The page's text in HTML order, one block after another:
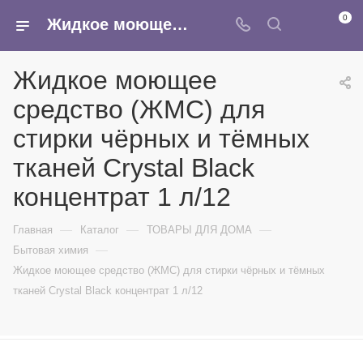
Жидкое моющее средство (ЖМС) для стирки чёрных и тёмных тканей Crystal Black концентрат 1 л/12 - купить в интернет-магазине Армина 0
Жидкое моющее
средство (ЖМС) для
стирки чёрных и тёмных
тканей Crystal Black
концентрат 1 л/12
Главная — Каталог — ТОВАРЫ ДЛЯ ДОМА —
Бытовая химия —
Жидкое моющее средство (ЖМС) для стирки чёрных и тёмных
тканей Crystal Black концентрат 1 л/12